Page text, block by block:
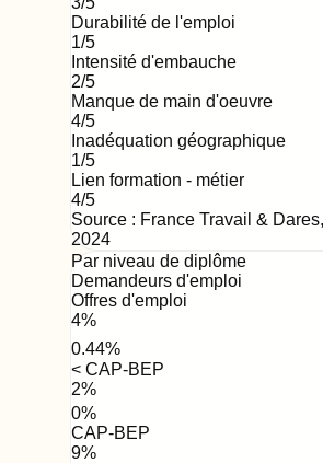
Durabilité de l'emploi
1/5
Intensité d'embauche
2/5
Manque de main d'oeuvre
4/5
Inadéquation géographique
1/5
Lien formation - métier
4/5
Source : France Travail & Dares,
2024
Par niveau de diplôme
Demandeurs d'emploi
Offres d'emploi
4%
0.44%
< CAP-BEP
2%
0%
CAP-BEP
9%